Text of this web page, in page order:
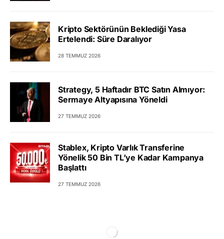
Kripto Sektörünün Beklediği Yasa
Ertelendi: Süre Daralıyor
28 TEMMUZ 2026
Strategy, 5 Haftadır BTC Satın Almıyor:
Sermaye Altyapısına Yöneldi
27 TEMMUZ 2026
Stablex, Kripto Varlık Transferine
Yönelik 50 Bin TL’ye Kadar Kampanya
Başlattı
27 TEMMUZ 2026